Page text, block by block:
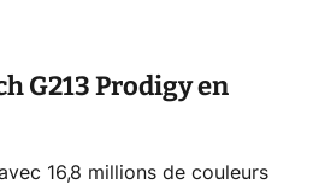
G213 Prodigy en
16,8 millions de couleurs